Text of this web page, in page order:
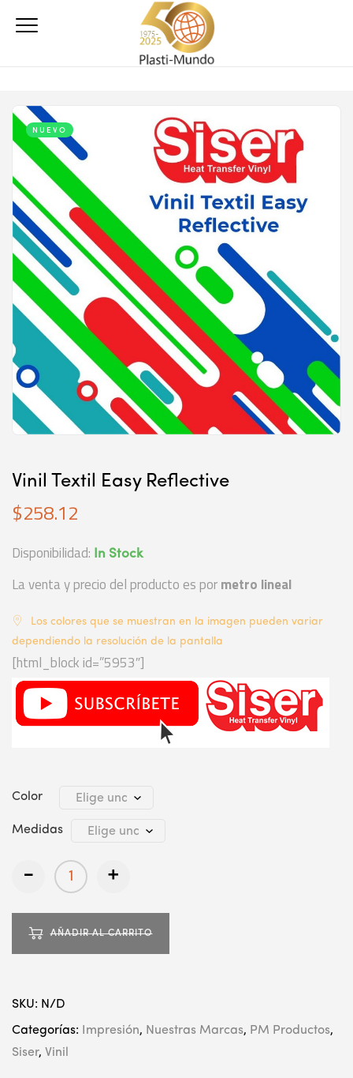
NUEVO
Vinil Textil Easy Reflective
$258.12
Disponibilidad: In Stock
La venta y precio del producto es pormetro lineal
Los colores que se muestran en la imagen pueden variar
dependiendo la resolución de la pantalla
[html_block id=”5953″]
Color
Medidas
- +
AÑADIR AL CARRITO
SKU: N/D
Categorías: Impresión, Nuestras Marcas, PM Productos,
Siser, Vinil